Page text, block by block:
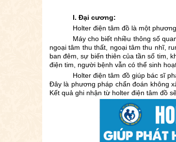
I. Đại cương:
Holter điện tâm đồ là một
Máy cho biết nhiều thông số
ngoại tâm thu thất, ngoại tâm thu nhĩ,
ban đêm, sự biến thiên của tần số tim,
điện tim, người bệnh vẫn có thể sinh
Holter điện tâm đồ giúp bác sĩ
Đây là phương pháp chẩn đoán không
Kết quả ghi nhận từ holter điện tâm đồ